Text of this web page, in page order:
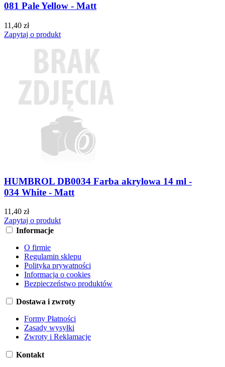
081 Pale Yellow - Matt
11,40 zł
Zapytaj o produkt
HUMBROL DB0034 Farba akrylowa 14 ml -
034 White - Matt
11,40 zł
Zapytaj o produkt
Informacje
O firmie
Regulamin sklepu
Polityka prywatności
Informacja o cookies
Bezpieczeństwo produktów
Dostawa i zwroty
Formy Płatności
Zasady wysyłki
Zwroty i Reklamacje
Kontakt